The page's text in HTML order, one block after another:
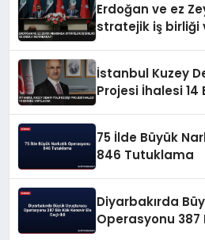
Erdoğan ve ez
stratejik iş birliği
İstanbul Kuzey
Projesi İhalesi 14
75 İlde Büyük
846 Tutuklama
Diyarbakırda
Operasyonu 387